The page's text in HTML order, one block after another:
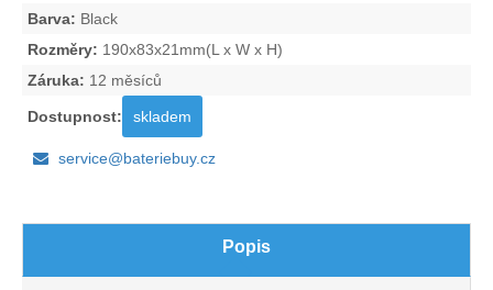
Barva: Black
Rozměry: 190x83x21mm(L x W x H)
Záruka: 12 měsíců
Dostupnost: skladem
service@bateriebuy.cz
Popis